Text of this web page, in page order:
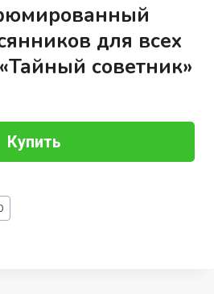
для всех
советник»
Купить